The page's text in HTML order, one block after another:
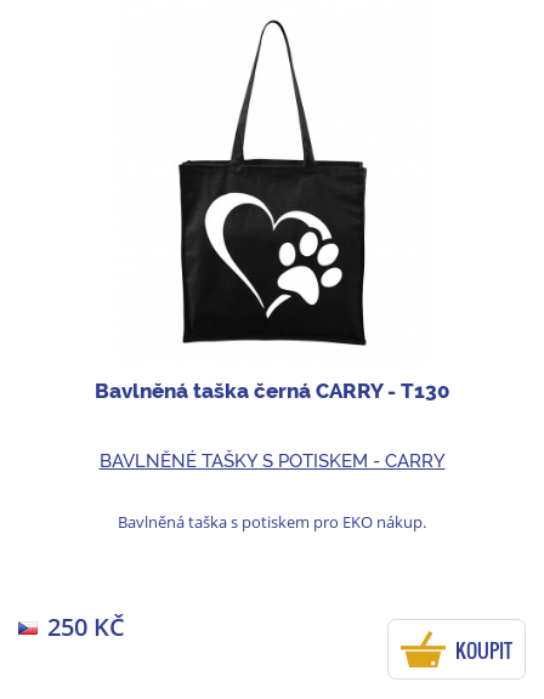
Bavlněná taška černá CARRY - T130
BAVLNĚNÉ TAŠKY S POTISKEM - CARRY
Bavlněná taška s potiskem pro EKO nákup.
250 KČ
KOUPIT